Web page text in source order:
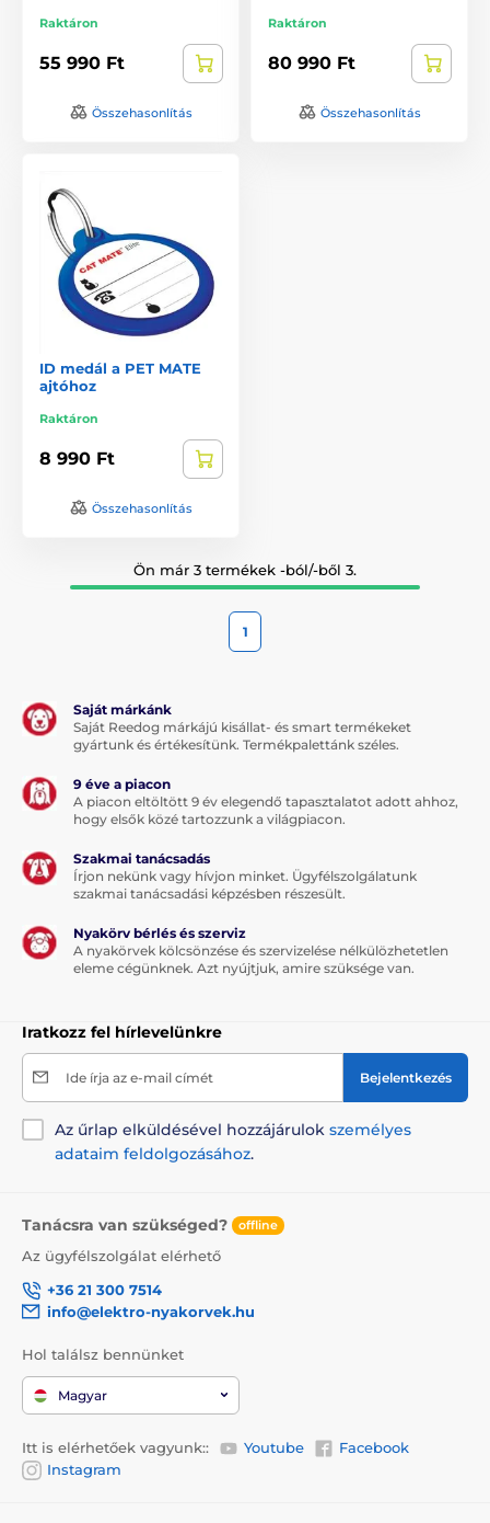
Raktáron
55 990 Ft
Összehasonlítás
Raktáron
80 990 Ft
Összehasonlítás
ID medál a PET MATE
ajtóhoz
Raktáron
8 990 Ft
Összehasonlítás
Ön már 3 termékek -ból/-ből 3.
1
Saját márkánk
Saját Reedog márkájú kisállat- és smart termékeket
gyártunk és értékesítünk. Termékpalettánk széles.
9 éve a piacon
A piacon eltöltött 9 év elegendő tapasztalatot adott ahhoz,
hogy elsők közé tartozzunk a világpiacon.
Szakmai tanácsadás
Írjon nekünk vagy hívjon minket. Ügyfélszolgálatunk
szakmai tanácsadási képzésben részesült.
Nyakörv bérlés és szerviz
A nyakörvek kölcsönzése és szervizelése nélkülözhetetlen
eleme cégünknek. Azt nyújtjuk, amire szüksége van.
Iratkozz fel hírlevelünkre
Ide írja az e-mail címét Bejelentkezés
Az űrlap elküldésével hozzájárulok személyes
adataim feldolgozásához.
Tanácsra van szükséged? offline
Az ügyfélszolgálat elérhető
+36 21 300 7514
info@elektro-nyakorvek.hu
Hol találsz bennünket
Magyar
Itt is elérhetőek vagyunk:: Youtube
Facebook
Instagram